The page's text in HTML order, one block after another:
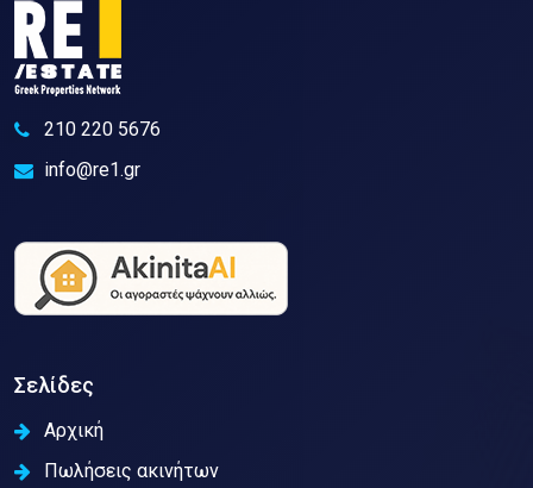
210 220 5676
info@re1.gr
Σελίδες
Αρχική
Πωλήσεις ακινήτων